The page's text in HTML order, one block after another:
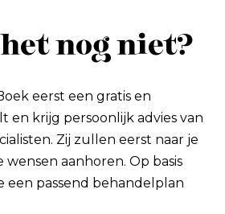
nog niet?
eerst een gratis en
en krijg persoonlijk advies van
Zij zullen eerst naar je
wensen aanhoren. Op basis
een passend behandelplan